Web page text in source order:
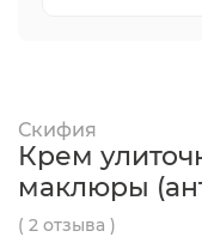
Скифия
Крем
маклюры
( 2 отзыва )